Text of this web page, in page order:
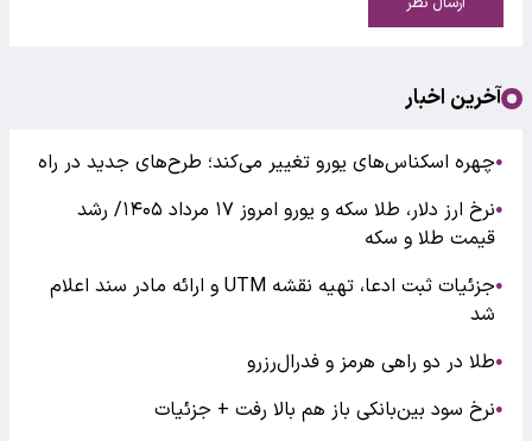
آخرین اخبار
●چهره اسکناس‌های یورو تغییر می‌کند؛ طرح‌های جدید در راه
●
نرخ ارز دلار، طلا سکه و یورو امروز ۱۷ مرداد ۱۴۰۵/ رشد
قیمت طلا و سکه
●
جزئیات ثبت ادعا، تهیه نقشه UTM و ارائه مادر سند اعلام
شد
●طلا در دو راهی هرمز و فدرال‌رزرو
●نرخ سود بین‌بانکی باز هم بالا رفت + جزئیات